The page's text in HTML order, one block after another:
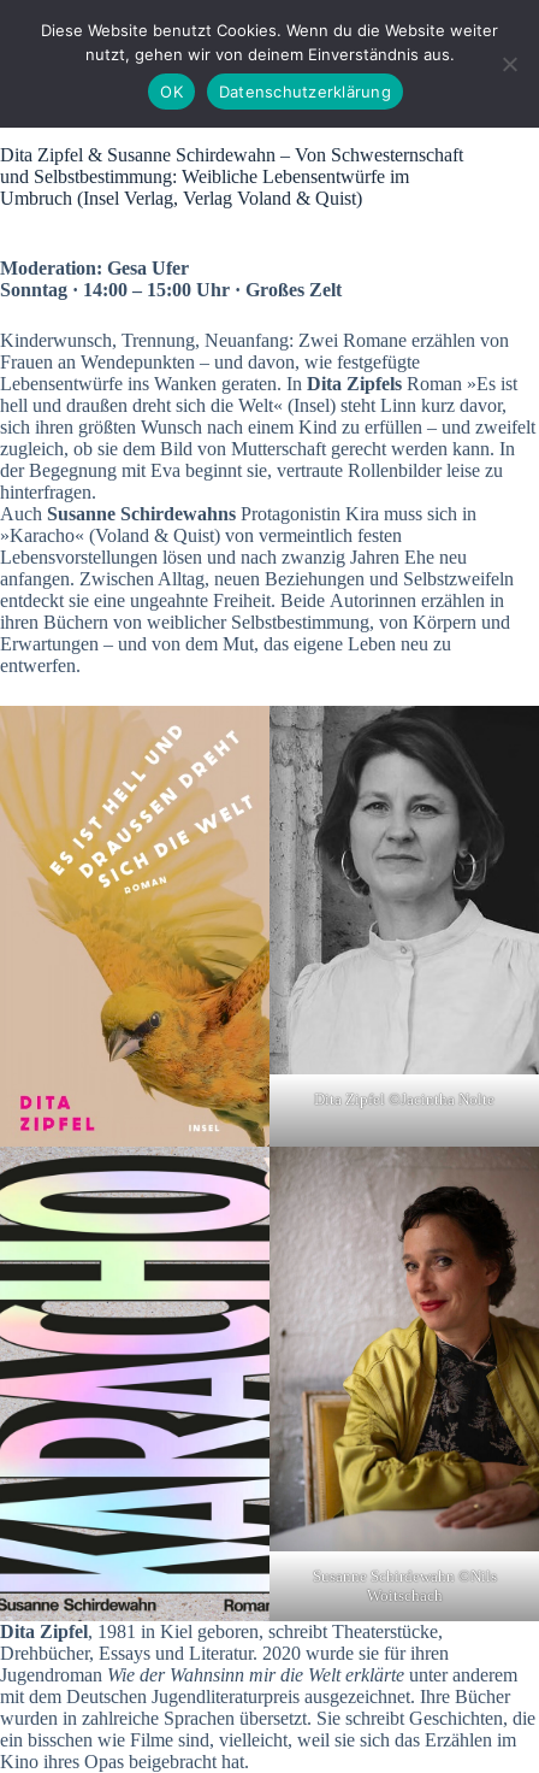
Dita Zipfel & Susanne Schirdewahn – Von Schwesternschaft
und Selbstbestimmung: Weibliche Lebensentwürfe im
Umbruch (Insel Verlag, Verlag Voland & Quist)
Moderation: Gesa Ufer
Sonntag · 14:00 – 15:00 Uhr · Großes Zelt
Kinderwunsch, Trennung, Neuanfang: Zwei Romane erzählen von
Frauen an Wendepunkten – und davon, wie festgefügte
Lebensentwürfe ins Wanken geraten. In Dita Zipfels Roman »Es ist
hell und draußen dreht sich die Welt« (Insel) steht Linn kurz davor,
sich ihren größten Wunsch nach einem Kind zu erfüllen – und zweifelt
zugleich, ob sie dem Bild von Mutterschaft gerecht werden kann. In
der Begegnung mit Eva beginnt sie, vertraute Rollenbilder leise zu
hinterfragen.
Auch Susanne Schirdewahns Protagonistin Kira muss sich in
»Karacho« (Voland & Quist) von vermeintlich festen
Lebensvorstellungen lösen und nach zwanzig Jahren Ehe neu
anfangen. Zwischen Alltag, neuen Beziehungen und Selbstzweifeln
entdeckt sie eine ungeahnte Freiheit. Beide Autorinnen erzählen in
ihren Büchern von weiblicher Selbstbestimmung, von Körpern und
Erwartungen – und von dem Mut, das eigene Leben neu zu
entwerfen.
Dita Zipfel ©Jacintha Nolte
Susanne Schirdewahn ©Nils
Woitschach
Dita Zipfel, 1981 in Kiel geboren, schreibt Theaterstücke,
Drehbücher, Essays und Literatur. 2020 wurde sie für ihren
Jugendroman Wie der Wahnsinn mir die Welt erklärte unter anderem
mit dem Deutschen Jugendliteraturpreis ausgezeichnet. Ihre Bücher
wurden in zahlreiche Sprachen übersetzt. Sie schreibt Geschichten, die
ein bisschen wie Filme sind, vielleicht, weil sie sich das Erzählen im
Kino ihres Opas beigebracht hat.
Diese Website benutzt Cookies. Wenn du die Website weiter
nutzt, gehen wir von deinem Einverständnis aus.
OK
Datenschutzerklärung